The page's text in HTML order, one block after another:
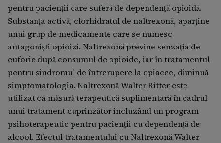
pentru pacienţii care suferă de dependenţă opioidă.
Substanța activă, clorhidratul de naltrexonă, aparţine
unui grup de medicamente care se numesc
antagonişti opioizi. Naltrexonă previne senzaţia de
euforie după consumul de opioide, iar în tratamentul
pentru sindromul de întrerupere la opiacee, diminuă
simptomatologia. Naltrexonă Walter Ritter este
utilizat ca măsură terapeutică suplimentară în cadrul
unui tratament cuprinzător incluzând un program
psihoterapeutic pentru pacienţii cu dependenţă de
alcool. Efectul tratamentului cu Naltrexonă Walter